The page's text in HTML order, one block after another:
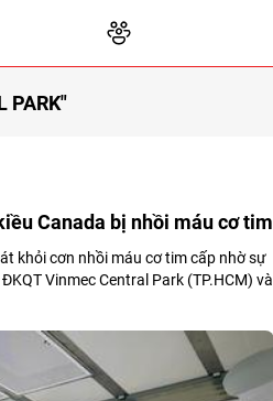
PARK"
Canada bị nhồi máu cơ tim
khỏi cơn nhồi máu cơ tim cấp nhờ sự
Vinmec Central Park (TP.HCM) và